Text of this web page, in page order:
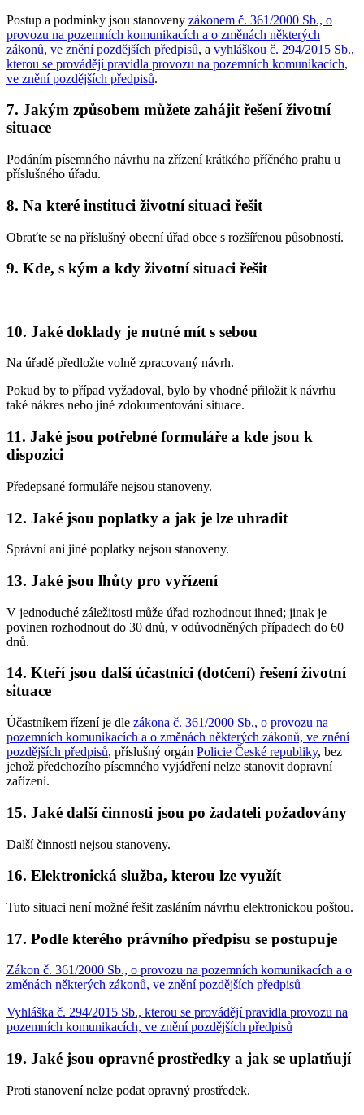
Postup a podmínky jsou stanoveny zákonem č. 361/2000 Sb., o
provozu na pozemních komunikacích a o změnách některých
zákonů, ve znění pozdějších předpisů, a vyhláškou č. 294/2015 Sb.,
kterou se provádějí pravidla provozu na pozemních komunikacích,
ve znění pozdějších předpisů.
7. Jakým způsobem můžete zahájit řešení životní
situace
Podáním písemného návrhu na zřízení krátkého příčného prahu u
příslušného úřadu.
8. Na které instituci životní situaci řešit
Obraťte se na příslušný obecní úřad obce s rozšířenou působností.
9. Kde, s kým a kdy životní situaci řešit
10. Jaké doklady je nutné mít s sebou
Na úřadě předložte volně zpracovaný návrh.
Pokud by to případ vyžadoval, bylo by vhodné přiložit k návrhu
také nákres nebo jiné zdokumentování situace.
11. Jaké jsou potřebné formuláře a kde jsou k
dispozici
Předepsané formuláře nejsou stanoveny.
12. Jaké jsou poplatky a jak je lze uhradit
Správní ani jiné poplatky nejsou stanoveny.
13. Jaké jsou lhůty pro vyřízení
V jednoduché záležitosti může úřad rozhodnout ihned; jinak je
povinen rozhodnout do 30 dnů, v odůvodněných případech do 60
dnů.
14. Kteří jsou další účastníci (dotčení) řešení životní
situace
Účastníkem řízení je dle zákona č. 361/2000 Sb., o provozu na
pozemních komunikacích a o změnách některých zákonů, ve znění
pozdějších předpisů, příslušný orgán Policie České republiky, bez
jehož předchozího písemného vyjádření nelze stanovit dopravní
zařízení.
15. Jaké další činnosti jsou po žadateli požadovány
Další činnosti nejsou stanoveny.
16. Elektronická služba, kterou lze využít
Tuto situaci není možné řešit zasláním návrhu elektronickou poštou.
17. Podle kterého právního předpisu se postupuje
Zákon č. 361/2000 Sb., o provozu na pozemních komunikacích a o
změnách některých zákonů, ve znění pozdějších předpisů
Vyhláška č. 294/2015 Sb., kterou se provádějí pravidla provozu na
pozemních komunikacích, ve znění pozdějších předpisů
19. Jaké jsou opravné prostředky a jak se uplatňují
Proti stanovení nelze podat opravný prostředek.